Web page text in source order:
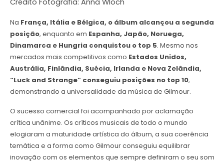
Crédito Fotografia: Anna Wloch
Na França, Itália e Bélgica, o álbum alcançou a segunda
posição, enquanto em Espanha, Japão, Noruega,
Dinamarca e Hungria conquistou o top 5. Mesmo nos
mercados mais competitivos como Estados Unidos,
Austrália, Finlândia, Suécia, Irlanda e Nova Zelândia,
“Luck and Strange” conseguiu posições no top 10,
demonstrando a universalidade da música de Gilmour.
O sucesso comercial foi acompanhado por aclamação
crítica unânime. Os críticos musicais de todo o mundo
elogiaram a maturidade artística do álbum, a sua coerência
temática e a forma como Gilmour conseguiu equilibrar
inovação com os elementos que sempre definiram o seu som